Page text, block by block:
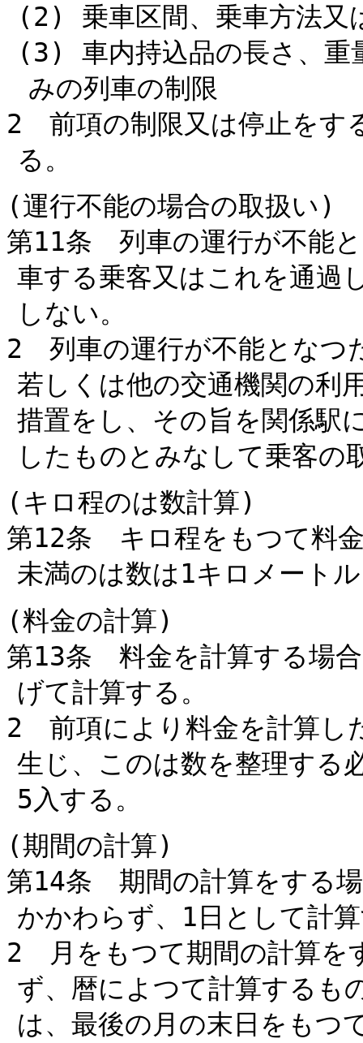
(2) 乗車区間、乗車方法又
(3) 車内持込品の長さ、重
みの列車の制限
2 前項の制限又は停止をす
る。
(運行不能の場合の取扱い)
第11条 列車の運行が不能
車する乗客又はこれを通過
しない。
2 列車の運行が不能となつ
若しくは他の交通機関の利
措置をし、その旨を関係駅
したものとみなして乗客の
(キロ程のは数計算)
第12条 キロ程をもつて料
未満のは数は1キロメート
(料金の計算)
第13条 料金を計算する場
げて計算する。
2 前項により料金を計算し
生じ、このは数を整理する
5入する。
(期間の計算)
第14条 期間の計算をする
かかわらず、1日として計
2 月をもつて期間の計算を
ず、暦によつて計算するも
は、最後の月の末日をもつ